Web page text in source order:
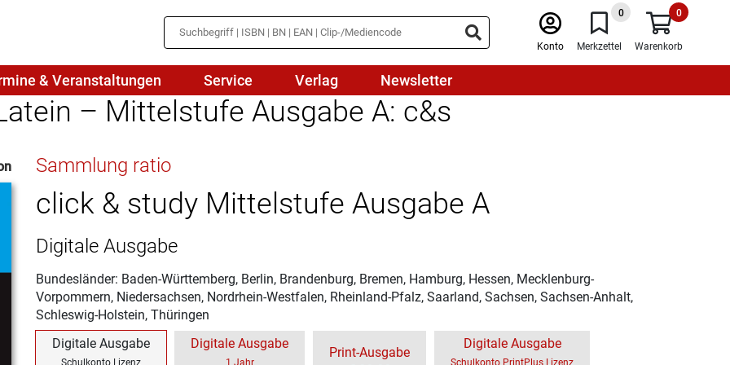
Konto
0
Merkzettel
0
Warenkorb
Medienbildung
Naturwissenschaften/NuT
Physik
Politik
Religion
Spanisch
& Veranstaltungen Service Verlag Newsletter
– Mittelstufe Ausgabe A: c&s
Sammlung ratio
click & study Mittelstufe Ausgabe A
Digitale Ausgabe
Bundesländer: Baden-Württemberg, Berlin, Brandenburg, Bremen, Hamburg, Hessen, Mecklenburg-
Vorpommern, Niedersachsen, Nordrhein-Westfalen, Rheinland-Pfalz, Saarland, Sachsen, Sachsen-Anhalt,
Schleswig-Holstein, Thüringen
Digitale Ausgabe
Schulkonto Lizenz
Digitale Ausgabe
1 Jahr
Print-Ausgabe
Digitale Ausgabe
Schulkonto PrintPlus Lizenz